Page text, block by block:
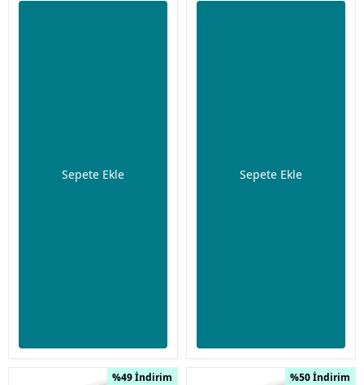
Sepete Ekle Sepete Ekle
%49 İndirim %50 İndirim